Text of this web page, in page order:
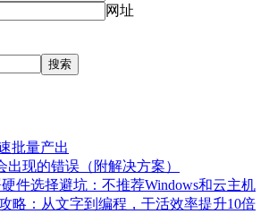
网址
搜索
批量产出
出现的错误（附解决方案）
件选择避坑：不推荐Windows和云主机
略：从文字到编程，干活效率提升10倍